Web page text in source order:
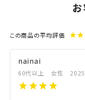
この商品の平均評価 starstar
nainai
60代以上 女性